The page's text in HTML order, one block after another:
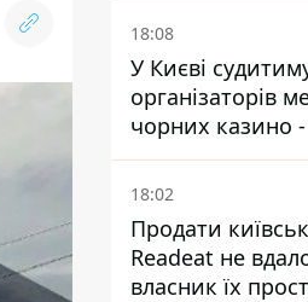
18:08
У Києві
організаторів
чорних казино
закладів
18:02
Продати
Readeat не
власник їх